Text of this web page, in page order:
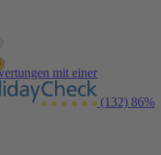
mit einer
(132) 86%